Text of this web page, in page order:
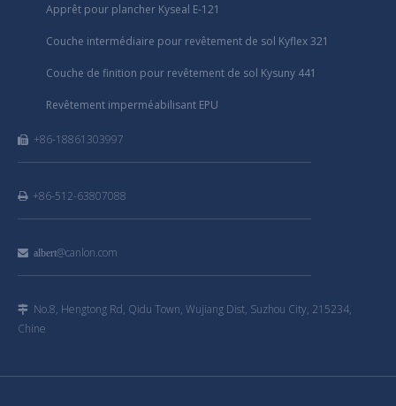
Apprêt pour plancher Kyseal E-121
Couche intermédiaire pour revêtement de sol Kyflex 321
Couche de finition pour revêtement de sol Kysuny 441
Revêtement imperméabilisant EPU
 +86-18861303997
+86-512-63807088
 albert@canlon.com
 No.8, Hengtong Rd, Qidu Town, Wujiang Dist, Suzhou City, 215234,
Chine